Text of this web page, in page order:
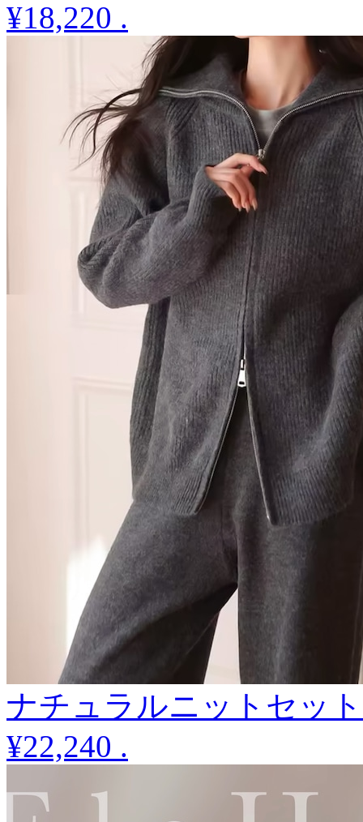
¥18,220 .
ナチュラルニットセッ
¥22,240 .